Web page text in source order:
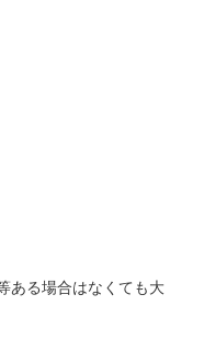
ある場合はなくても大